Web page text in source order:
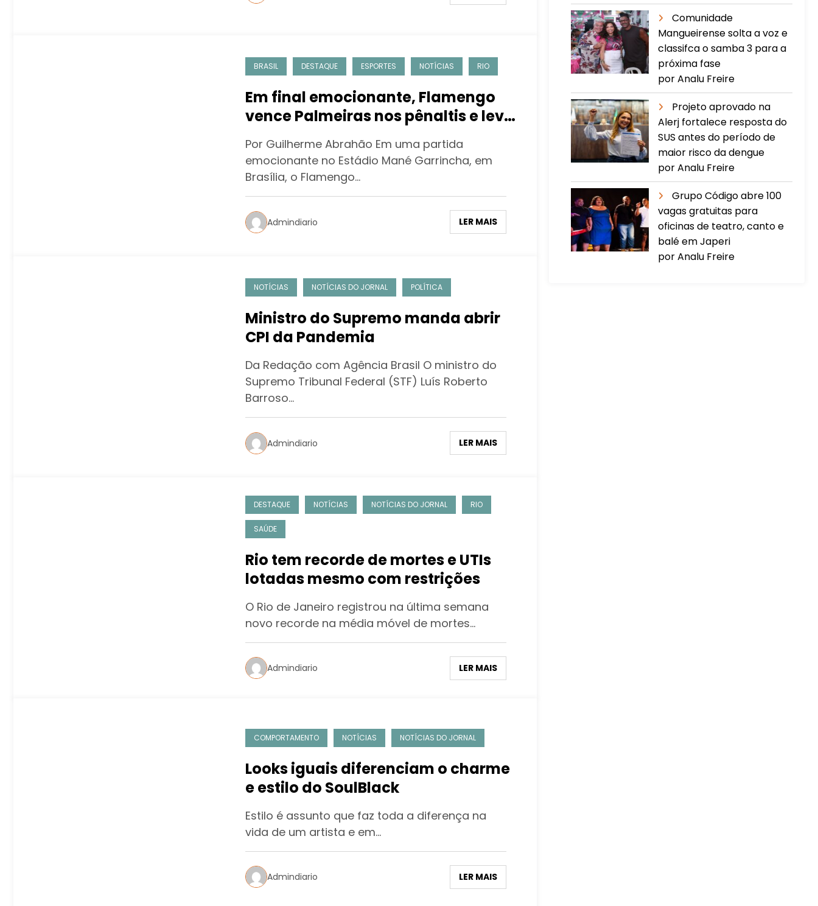
BRASIL DESTAQUE ESPORTES NOTÍCIAS RIO
Em final emocionante, Flamengo
vence Palmeiras nos pênaltis e leva
a Supercopa do Brasil
Por Guilherme Abrahão Em uma partida
emocionante no Estádio Mané Garrincha, em
Brasília, o Flamengo…
Admindiario LER MAIS
NOTÍCIAS NOTÍCIAS DO JORNAL POLÍTICA
Ministro do Supremo manda abrir
CPI da Pandemia
Da Redação com Agência Brasil O ministro do
Supremo Tribunal Federal (STF) Luís Roberto
Barroso…
Admindiario LER MAIS
DESTAQUE NOTÍCIAS NOTÍCIAS DO JORNAL RIO
SAÚDE
Rio tem recorde de mortes e UTIs
lotadas mesmo com restrições
O Rio de Janeiro registrou na última semana
novo recorde na média móvel de mortes…
Admindiario LER MAIS
COMPORTAMENTO NOTÍCIAS NOTÍCIAS DO JORNAL
Looks iguais diferenciam o charme
e estilo do SoulBlack
Estilo é assunto que faz toda a diferença na
vida de um artista e em…
Admindiario LER MAIS
Comunidade
Mangueirense solta a voz e
classifca o samba 3 para a
próxima fase
por Analu Freire
Projeto aprovado na
Alerj fortalece resposta do
SUS antes do período de
maior risco da dengue
por Analu Freire
Grupo Código abre 100
vagas gratuitas para
oficinas de teatro, canto e
balé em Japeri
por Analu Freire